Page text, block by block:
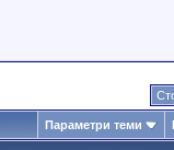
Параметри теми